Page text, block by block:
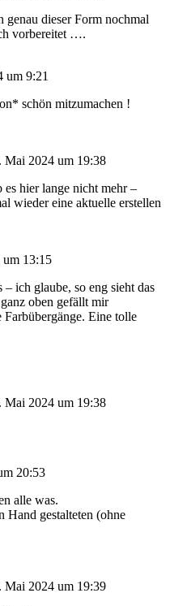
genau dieser Form nochmal
vorbereitet ….
um 9:21
schön mitzumachen !
Mai 2024 um 19:38
hier lange nicht mehr –
wieder eine aktuelle erstellen
13:15
ich glaube, so eng sieht das
oben gefällt mir
Farbübergänge. Eine tolle
Mai 2024 um 19:38
20:53
alle was.
Hand gestalteten (ohne
Mai 2024 um 19:39